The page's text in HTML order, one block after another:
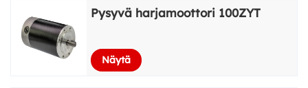
Pysyvä harjamoottori 100ZYT
Näytä